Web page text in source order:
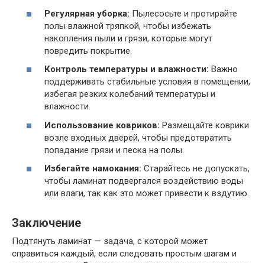
Регулярная уборка: Пылесосьте и протирайте
полы влажной тряпкой, чтобы избежать
накопления пыли и грязи, которые могут
повредить покрытие.
Контроль температуры и влажности: Важно
поддерживать стабильные условия в помещении,
избегая резких колебаний температуры и
влажности.
Использование ковриков: Размещайте коврики
возле входных дверей, чтобы предотвратить
попадание грязи и песка на полы.
Избегайте намокания: Старайтесь не допускать,
чтобы ламинат подвергался воздействию воды
или влаги, так как это может привести к вздутию.
Заключение
Подтянуть ламинат — задача, с которой может
справиться каждый, если следовать простым шагам и